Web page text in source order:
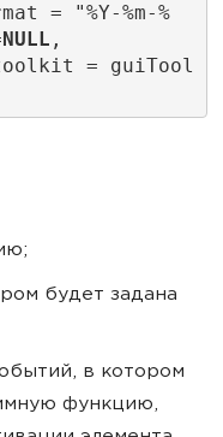
= "%Y-%m-%
NULL ,
= guiTool
будет задана
в котором
функцию,